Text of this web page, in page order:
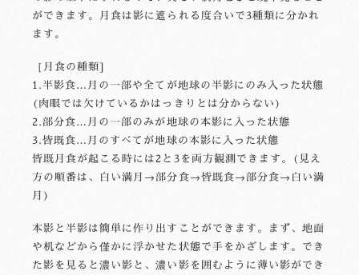
ができます。月食は影に遮られる度合いで3種類に分かれ
ます。
［月食の種類]
1.半影食…月の一部や全てが地球の半影にのみ入った状態
(肉眼では欠けているかはっきりとは分からない)
2.部分食…月の一部のみが地球の本影に入った状態
3.皆既食…月のすべてが地球の本影に入った状態
皆既月食が起こる時には2と3を両方観測できます。(見え
方の順番は、白い満月→部分食→皆既食→部分食→白い満
月)
本影と半影は簡単に作り出すことができます。まず、地面
や机などから僅かに浮かせた状態で手をかざします。でき
た影を見ると濃い影と、濃い影を囲むように薄い影ができ